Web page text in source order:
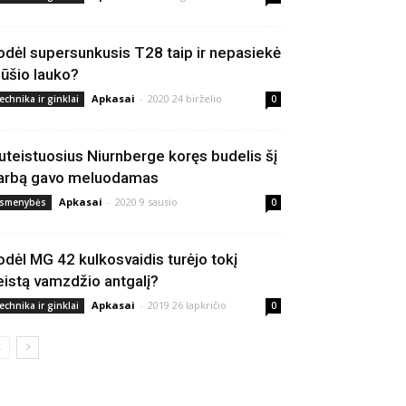
supersunkusis T28 taip ir nepasiekė
lauko?
ir ginklai Apkasai - 2020 24 birželio 0
Niurnberge koręs budelis šį
gavo meluodamas
Apkasai - 2020 9 sausio 0
MG 42 kulkosvaidis turėjo tokį
vamzdžio antgalį?
ir ginklai Apkasai - 2019 26 lapkričio 0